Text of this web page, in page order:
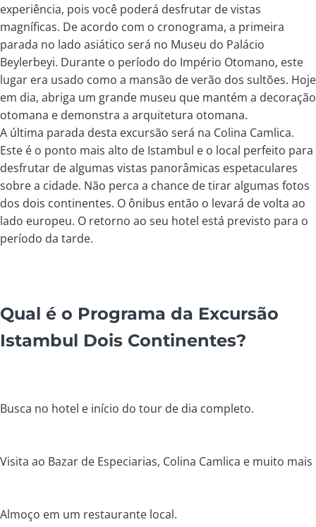
experiência, pois você poderá desfrutar de vistas
magníficas. De acordo com o cronograma, a primeira
parada no lado asiático será no Museu do Palácio
Beylerbeyi. Durante o período do Império Otomano, este
lugar era usado como a mansão de verão dos sultões. Hoje
em dia, abriga um grande museu que mantém a decoração
otomana e demonstra a arquitetura otomana.
A última parada desta excursão será na Colina Camlica.
Este é o ponto mais alto de Istambul e o local perfeito para
desfrutar de algumas vistas panorâmicas espetaculares
sobre a cidade. Não perca a chance de tirar algumas fotos
dos dois continentes. O ônibus então o levará de volta ao
lado europeu. O retorno ao seu hotel está previsto para o
período da tarde.
Qual é o Programa da Excursão
Istambul Dois Continentes?
Busca no hotel e início do tour de dia completo.
Visita ao Bazar de Especiarias, Colina Camlica e muito mais
Almoço em um restaurante local.